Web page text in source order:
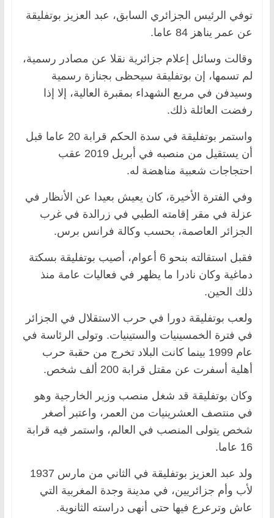
توفي الرئيس الجزائري السابق، عبد العزيز بوتفليقة
عن عمر يناهز 84 عاما.
وقالت وسائل إعلام جزائرية نقلا عن مصادر رسمية،
لم تسمها، إن بوتفليقة سيحظى بجنازة رسمية
وسيدفن في مربع الشهداء بمقبرة العالية، إلا إذا
رفضت العائلة ذلك.
واستمر بوتفليقة في سدة الحكم قرابة 20 عاما قبل
أن يستقيل من منصبه في أبريل 2019 عقب
احتجاجات شعبية مناهضة له.
وفي الفترة الأخيرة، كان يعيش بعيدا عن الأنظار في
عزلة في مقر إقامته الطبي في زرالدة في غرب
الجزائر العاصمة، بحسب وكالة فرانس برس.
فقبل استقالته بنحو 6 أعوام، أصيب بوتفليقة بسكتة
دماغية وكان نادرا ما يظهر في فعاليات عامة منذ
ذلك الحين.
ولعب بوتفليقة دورا في حرب الاستقلال في الجزائر
في فترة الخمسينيات والستينيات. وتولى الرئاسة في
عام 1999 بينما كانت البلاد تخرج من حقبة حرب
أهلية أسفرت عن مقتل قرابة 200 ألف شخص.
وكان بوتفليقة قد شغل منصب وزير الخارجية وهو
في منتصف العشرينيات من العمر، واعتبر أصغر
شخص يتولى المنصب في العالم، واستمر فيه قرابة
16 عاما.
ولد عبد العزيز بوتفليقة في الثاني من مارس 1937
لأب وأم جزائريين، في مدينة وجدة المغربية التي
عاش وترعرع فيها حتى أنهى دراسته الثانوية.